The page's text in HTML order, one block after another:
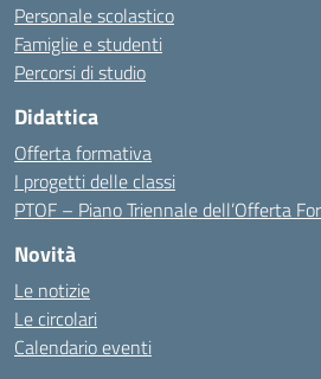
Personale scolastico
Famiglie e studenti
Percorsi di studio
Didattica
Offerta formativa
I progetti delle classi
PTOF – Piano Triennale dell’Offerta
Novità
Le notizie
Le circolari
Calendario eventi